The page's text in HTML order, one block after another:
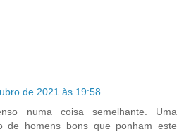
de 2021 às 19:58
numa coisa semelhante. Uma
de homens bons que ponham este